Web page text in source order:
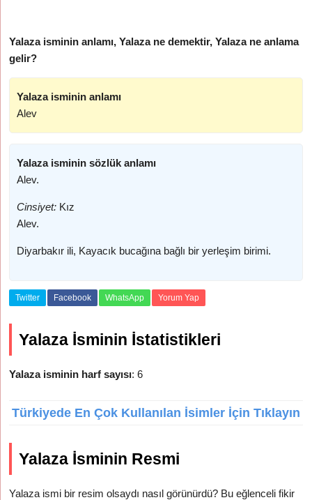
Yalaza isminin anlamı, Yalaza ne demektir, Yalaza ne anlama
gelir?
Yalaza isminin anlamı
Alev
Yalaza isminin sözlük anlamı
Alev.
Cinsiyet: Kız
Alev.
Diyarbakır ili, Kayacık bucağına bağlı bir yerleşim birimi.
Twitter Facebook WhatsApp Yorum Yap
Yalaza İsminin İstatistikleri
Yalaza isminin harf sayısı: 6
Türkiyede En Çok Kullanılan İsimler İçin Tıklayın
Yalaza İsminin Resmi
Yalaza ismi bir resim olsaydı nasıl görünürdü? Bu eğlenceli fikir